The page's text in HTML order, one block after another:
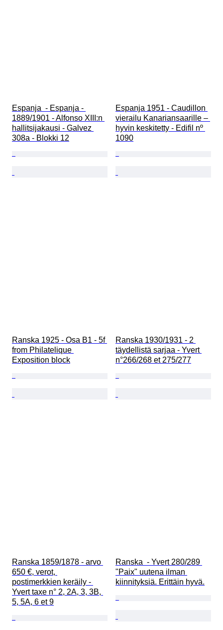
Espanja  - Espanja -
1889/1901 - Alfonso XIII:n
hallitsijakausi - Galvez
308a - Blokki 12
Espanja 1951 - Caudillon
vierailu Kanariansaarille –
hyvin keskitetty - Edifil nº
1090
Ranska 1925 - Osa B1 - 5f
from Philatelique
Exposition block
Ranska 1930/1931 - 2
täydellistä sarjaa - Yvert
n°266/268 et 275/277
Ranska 1859/1878 - arvo
650 €, verot,
postimerkkien keräily -
Yvert taxe n° 2, 2A, 3, 3B,
5, 5A, 6 et 9
Ranska  - Yvert 280/289
"Paix" uutena ilman
kiinnityksiä. Erittäin hyvä.